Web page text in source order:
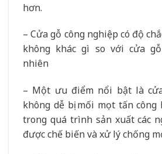
hơn.
– Cửa gỗ công nghiệp có độ
không khác gì so với cửa
nhiên
– Một ưu điểm nổi bật là
không dễ bị mối mọt tấn công
trong quá trình sản xuất các
được chế biến và xử lý chống